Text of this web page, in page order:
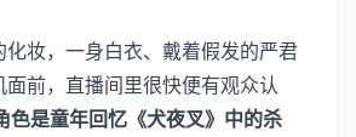
化妆，一身白衣、戴着假发的严君
面前，直播间里很快便有观众认
色是童年回忆《犬夜叉》中的杀